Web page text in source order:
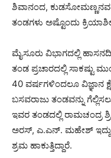
ಶಿವಾನಂದ,
ತಂಡಗಳು ಅಷ್ಟೊಂದು
ಮೈಸೂರು ವಿಭಾಗದಲ್ಲಿ
ತಂಡ ಪ್ರಚಾರದಲ್ಲಿ ಸಾಕಷ್ಟು
40 ವರ್ಷಗಳಿಂದಲೂ ವಿಜ್ಞಾನ
ಬಸವರಾಜು ತಂಡವನ್ನು
ಇವರ ತಂಡದಲ್ಲಿ ರಾಮಚಂದ್ರ
ಅರಸ್, ಎ.ಎನ್. ಮಹೇಶ್ ಇದ್ದು
ಶ್ರಮ ಹಾಕುತ್ತಿದ್ದಾರೆ.